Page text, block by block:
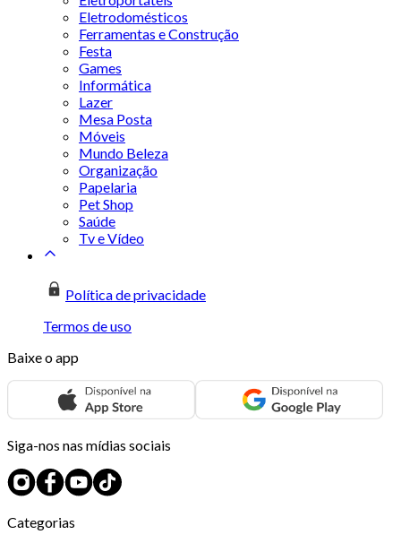
Eletrodomésticos
Ferramentas e Construção
Festa
Games
Informática
Lazer
Mesa Posta
Móveis
Mundo Beleza
Organização
Papelaria
Pet Shop
Saúde
Tv e Vídeo
Política de privacidade
Termos de uso
Baixe o app
Siga-nos nas mídias sociais
Categorias